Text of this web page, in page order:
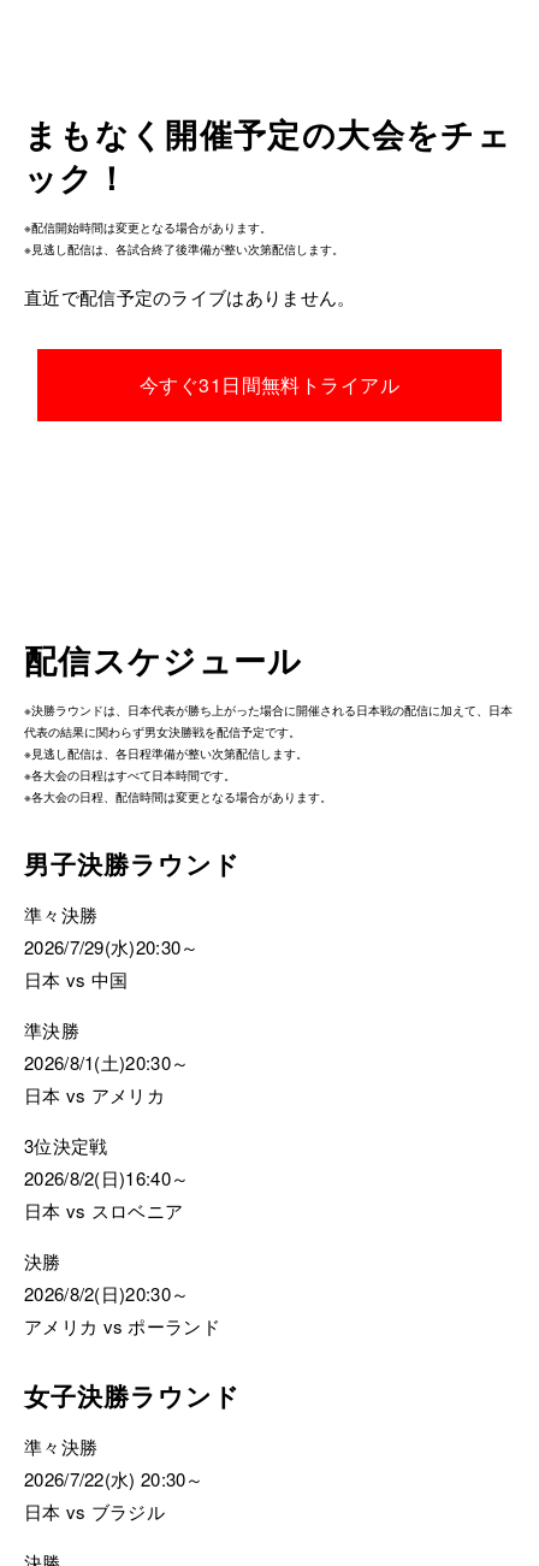
まもなく開催予定の大会をチェ
ック！
※配信開始時間は変更となる場合があります。
※見逃し配信は、各試合終了後準備が整い次第配信します。
直近で配信予定のライブはありません。
今すぐ31日間無料トライアル
配信スケジュール
※決勝ラウンドは、日本代表が勝ち上がった場合に開催される日本戦の配信に加えて、日本
代表の結果に関わらず男女決勝戦を配信予定です。
※見逃し配信は、各日程準備が整い次第配信します。
※各大会の日程はすべて日本時間です。
※各大会の日程、配信時間は変更となる場合があります。
男子決勝ラウンド
準々決勝
2026/7/29(水)20:30～
日本 vs 中国
準決勝
2026/8/1(土)20:30～
日本 vs アメリカ
3位決定戦
2026/8/2(日)16:40～
日本 vs スロベニア
決勝
2026/8/2(日)20:30～
アメリカ vs ポーランド
女子決勝ラウンド
準々決勝
2026/7/22(水) 20:30～
日本 vs ブラジル